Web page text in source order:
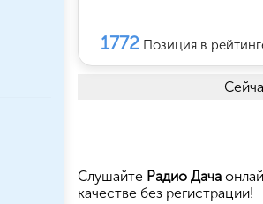
1772 Позиция в
Cлушайте Радио Дача
качестве без регистрации!